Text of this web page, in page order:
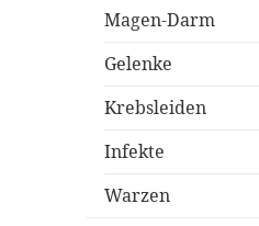
Magen-Darm
Gelenke
Krebsleiden
Infekte
Warzen